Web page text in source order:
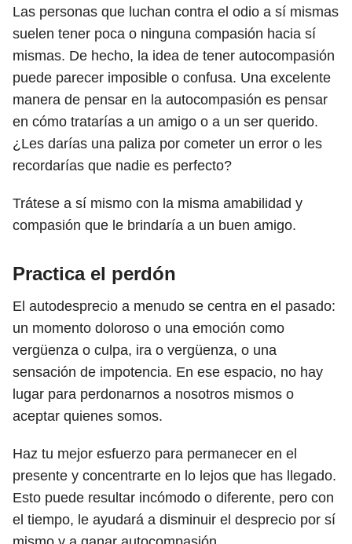
Las personas que luchan contra el odio a sí mismas
suelen tener poca o ninguna compasión hacia sí
mismas. De hecho, la idea de tener autocompasión
puede parecer imposible o confusa. Una excelente
manera de pensar en la autocompasión es pensar
en cómo tratarías a un amigo o a un ser querido.
¿Les darías una paliza por cometer un error o les
recordarías que nadie es perfecto?
Trátese a sí mismo con la misma amabilidad y
compasión que le brindaría a un buen amigo.
Practica el perdón
El autodesprecio a menudo se centra en el pasado:
un momento doloroso o una emoción como
vergüenza o culpa, ira o vergüenza, o una
sensación de impotencia. En ese espacio, no hay
lugar para perdonarnos a nosotros mismos o
aceptar quienes somos.
Haz tu mejor esfuerzo para permanecer en el
presente y concentrarte en lo lejos que has llegado.
Esto puede resultar incómodo o diferente, pero con
el tiempo, le ayudará a disminuir el desprecio por sí